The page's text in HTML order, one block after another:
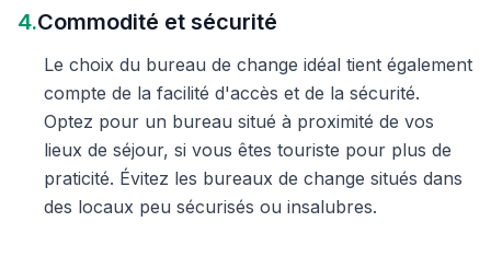
4.Commodité et sécurité
Le choix du bureau de change idéal tient également
compte de la facilité d'accès et de la sécurité.
Optez pour un bureau situé à proximité de vos
lieux de séjour, si vous êtes touriste pour plus de
praticité. Évitez les bureaux de change situés dans
des locaux peu sécurisés ou insalubres.